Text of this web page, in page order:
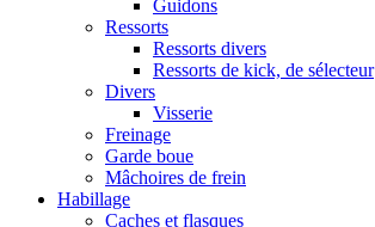
Guidons
Ressorts
Ressorts divers
Ressorts de kick, de sélecteur
Divers
Visserie
Freinage
Garde boue
Mâchoires de frein
Habillage
Caches et flasques